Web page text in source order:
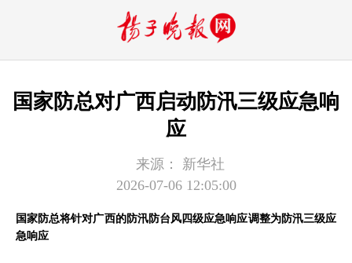
国家防总对广西启动防汛三级应急响
应
来源：
新华社
2026-07-06 12:05:00
国家防总将针对广西的防汛防台风四级应急响应调整为防汛三级应
急响应